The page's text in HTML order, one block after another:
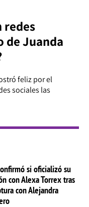
redes
de Juanda
feliz por el
sociales las
si oficializó su
con Alexa Torrex tras
con Alejandra